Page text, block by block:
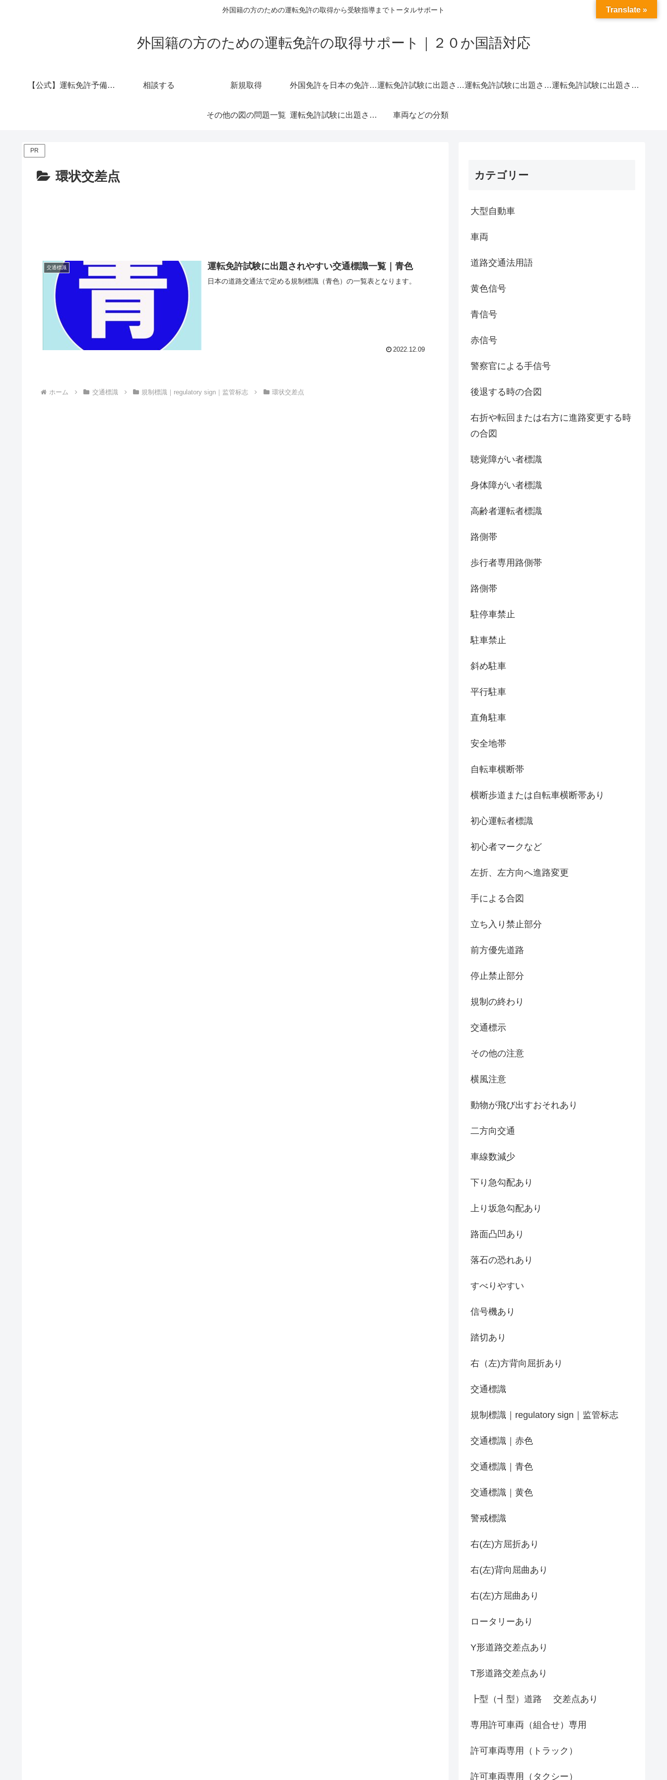
外国籍の方のための運転免許の取得から受験指導までトータルサポート
外国籍の方のための運転免許の取得サポート｜２０か国語対応
【公式】運転免許予備校 西村堂 相談する 新規取得 外国免許を日本の免許に切り替える＝外免切替 運転免許試験に出題されやすい交通標識一覧｜赤色 運転免許試験に出題されやすい交通標識一覧｜青色 運転免許試験に出題されやすい交通標識一覧｜黄色
その他の図の問題一覧 運転免許試験に出題されやすい交通標示一覧 車両などの分類
PR
環状交差点
交通標識 運転免許試験に出題されやすい交通標識一覧｜青色
日本の道路交通法で定める規制標識（青色）の一覧表となります。
2022.12.09
ホーム 交通標識 規制標識｜regulatory sign｜监管标志 環状交差点
カテゴリー
大型自動車
車両
道路交通法用語
黄色信号
青信号
赤信号
警察官による手信号
後退する時の合図
右折や転回または右方に進路変更する時
の合図
聴覚障がい者標識
身体障がい者標識
高齢者運転者標識
路側帯
歩行者専用路側帯
路側帯
駐停車禁止
駐車禁止
斜め駐車
平行駐車
直角駐車
安全地帯
自転車横断帯
横断歩道または自転車横断帯あり
初心運転者標識
初心者マークなど
左折、左方向へ進路変更
手による合図
立ち入り禁止部分
前方優先道路
停止禁止部分
規制の終わり
交通標示
その他の注意
横風注意
動物が飛び出すおそれあり
二方向交通
車線数減少
下り急勾配あり
上り坂急勾配あり
路面凸凹あり
落石の恐れあり
すべりやすい
信号機あり
踏切あり
右（左)方背向屈折あり
交通標識
規制標識｜regulatory sign｜监管标志
交通標識｜赤色
交通標識｜青色
交通標識｜黄色
警戒標識
右(左)方屈折あり
右(左)背向屈曲あり
右(左)方屈曲あり
ロータリーあり
Y形道路交差点あり
T形道路交差点あり
┣型（┫型）道路 交差点あり
専用許可車両（組合せ）専用
許可車両専用（トラック）
許可車両専用（タクシー）
Translate »